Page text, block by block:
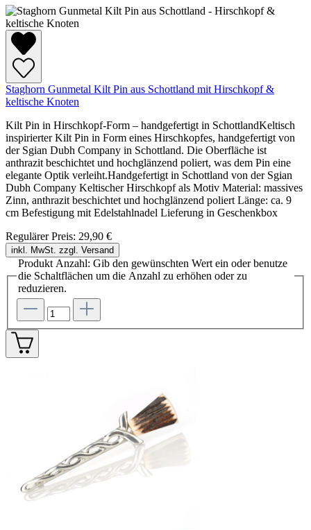
Staghorn Gunmetal Kilt Pin aus Schottland mit Hirschkopf &
keltische Knoten
Kilt Pin in Hirschkopf-Form – handgefertigt in SchottlandKeltisch
inspirierter Kilt Pin in Form eines Hirschkopfes, handgefertigt von
der Sgian Dubh Company in Schottland. Die Oberfläche ist
anthrazit beschichtet und hochglänzend poliert, was dem Pin eine
elegante Optik verleiht.Handgefertigt in Schottland von der Sgian
Dubh Company Keltischer Hirschkopf als Motiv Material: massives
Zinn, anthrazit beschichtet und hochglänzend poliert Länge: ca. 9
cm Befestigung mit Edelstahlnadel Lieferung in Geschenkbox
Regulärer Preis: 29,90 €
inkl. MwSt. zzgl. Versand
Produkt Anzahl: Gib den gewünschten Wert ein oder benutze
die Schaltflächen um die Anzahl zu erhöhen oder zu
reduzieren.